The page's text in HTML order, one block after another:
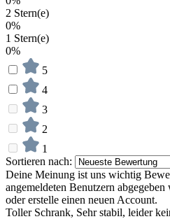
2 Stern(e)
0%
1 Stern(e)
0%
5
4
3
2
1
Sortieren nach:
Deine Meinung ist uns wichtig
angemeldeten Benutzern
oder erstelle einen neuen Account.
Toller Schrank, Sehr stabil, leider